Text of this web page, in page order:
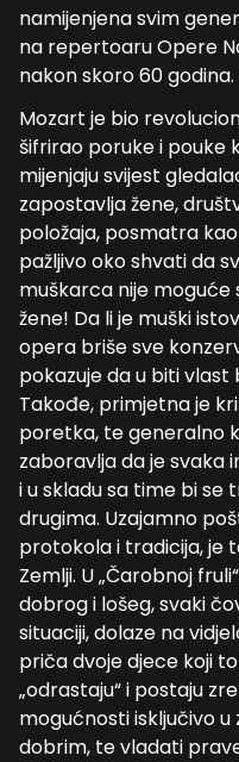
namijenjena svim
na repertoaru Opere
nakon skoro 60 godina.
Mozart je bio
šifrirao poruke i pouke
mijenjaju svijest
zapostavlja žene,
položaja, posmatra
pažljivo oko shvati da
muškarca nije
žene! Da li je muški
opera briše sve
pokazuje da u biti vlast
Takođe, primjetna je
poretka, te generalno
zaboravlja da je svaka
i u skladu sa time bi
drugima. Uzajamno
protokola i tradicija, je
Zemlji. U „Čarobnoj
dobrog i lošeg, svaki
situaciji, dolaze na
priča dvoje djece koji
„odrastaju“ i postaju
mogućnosti isključivo
dobrim, te vladati